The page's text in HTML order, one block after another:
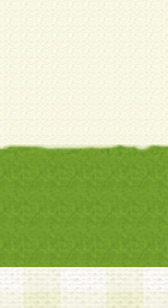
6.当社は
加・ 利
て確認で
いただき
ります。
1.会員
了し、当
が以下に